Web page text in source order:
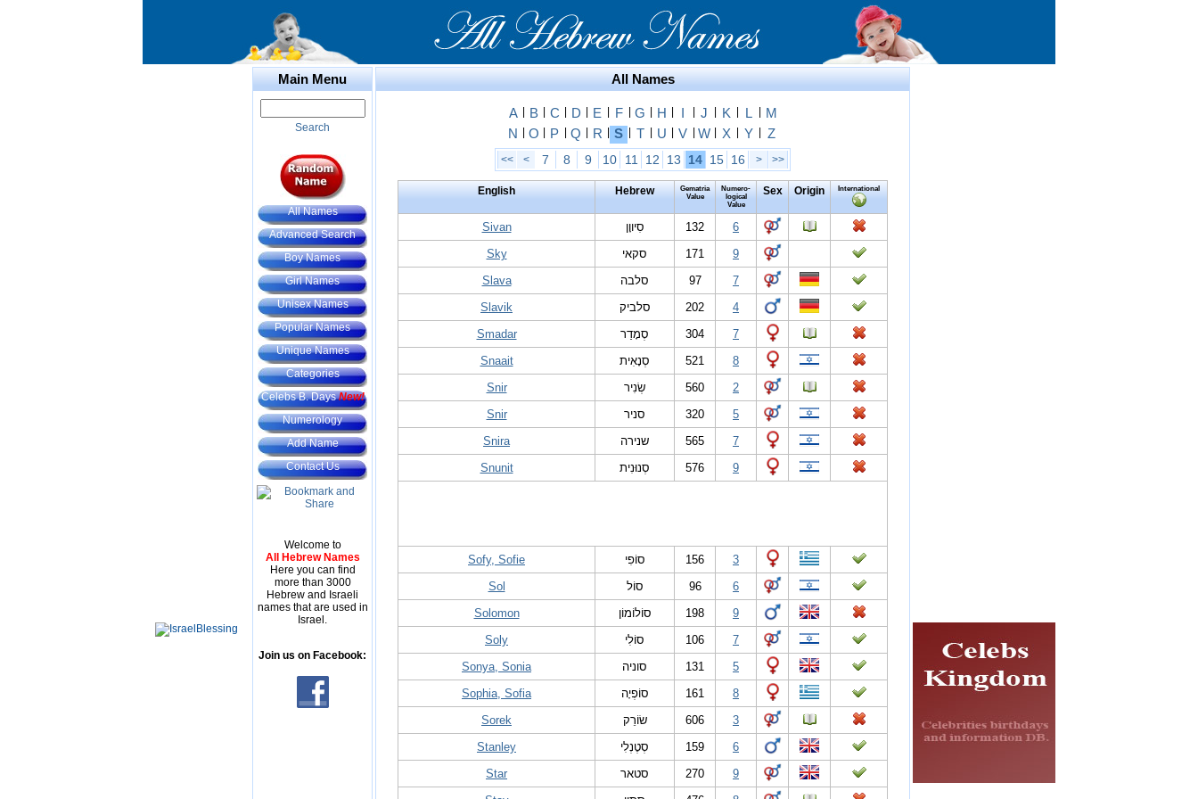
Main Menu
Search
All Names
Advanced Search
Boy Names
Girl Names
Unisex Names
Popular Names
Unique Names
Categories
Celebs B. DaysNew!
Numerology
Add Name
Contact Us
Welcome to
All Hebrew Names
Here you can find
more than 3000
Hebrew and Israeli
names that are used in
Israel.
Join us on Facebook:
All Names
A B C D E F G H I J K L
M
N
O P Q R S T U V W X Y Z
<< < 7 8 9 10 11 12 13 14 15 16 > >>
English Hebrew
Gematria
Value
Numero-
logical
Value
Sex Origin International
Sivan סִיווָן 132
6
Sky
סקאי 171
9
Slava
סלבה 97
7
Slavik
סלביק 202
4
Smadar
סְמָדַר 304
7
Snaait
סְנָאִית 521
8
Snir
שְׂנִיר 560
2
Snir
סניר 320
5
Snira
שנירה 565
7
Snunit
סְנוּנִית 576 9
Sofy, Sofie סוֹפִי 156
3
Sol
סוֹל 96
6
Solomon
סוֹלוֹמוֹן 198
9
Soly
סוֹלִי 106
7
Sonya, Sonia
סוניה 131
5
Sophia, Sofia
סוֹפְיָה 161
8
Sorek
שׂוֹרֵק 606
3
Stanley
סְטֶנְלִי 159
6
Star
סטאר 270
9